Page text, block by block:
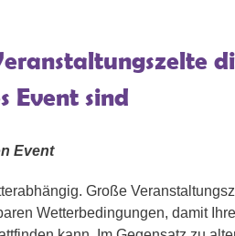
Event sind
Event
Große
Wetterbedingungen, damit